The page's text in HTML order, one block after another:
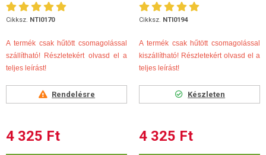
Cikksz. NTI0170
A termék csak hűtött csomagolással
szállítható! Részletekért olvasd el a
teljes leírást!
Rendelésre
4 325 Ft
Cikksz. NTI0194
A termék csak hűtött csomagolással
kiszállítható! Részletekért olvasd el a
teljes leírást!
Készleten
4 325 Ft